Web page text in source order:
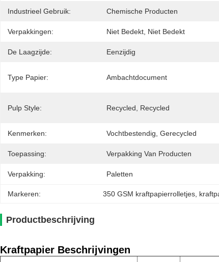
Industrieel Gebruik: Chemische Producten
Verpakkingen: Niet Bedekt, Niet Bedekt
De Laagzijde: Eenzijdig
Type Papier: Ambachtdocument
Pulp Style: Recycled, Recycled
Kenmerken: Vochtbestendig, Gerecycled
Toepassing: Verpakking Van Producten
Verpakking: Paletten
Markeren: 350 GSM kraftpapierrolletjes
Productbeschrijving
Kraftpapier Beschrijvingen